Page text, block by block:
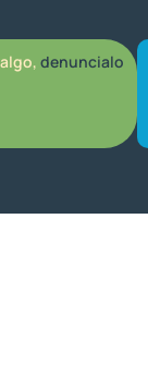
denuncialo